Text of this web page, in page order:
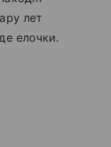
лет
елочки.